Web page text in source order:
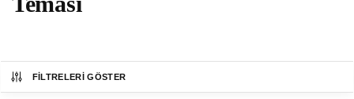
FILTRELERI GÖSTER